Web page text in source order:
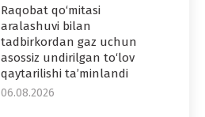
Raqobat qo‘mitasi
aralashuvi bilan
tadbirkordan gaz uchun
asossiz undirilgan to‘lov
qaytarilishi ta’minlandi
06.08.2026